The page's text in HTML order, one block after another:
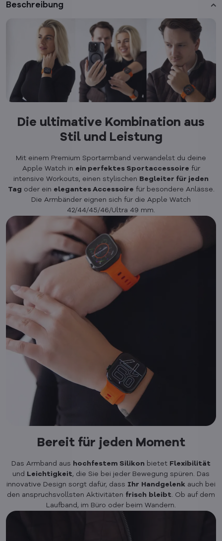
Beschreibung
Die ultimative Kombination aus
Stil und Leistung
Mit einem Premium Sportarmband verwandelst du deine
Apple Watch in ein perfektes Sportaccessoire für
intensive Workouts, einen stylischen Begleiter für jeden
Tag oder ein elegantes Accessoire für besondere Anlässe.
Die Armbänder eignen sich für die Apple Watch
42/44/45/46/Ultra 49 mm.
Bereit für jeden Moment
Das Armband aus hochfestem Silikon bietet Flexibilität
und
Leichtigkeit, die Sie bei jeder Bewegung spüren. Das
innovative Design sorgt dafür, dass Ihr Handgelenk auch bei
den anspruchsvollsten Aktivitäten frisch bleibt. Ob auf dem
Laufband, im Büro oder beim Wandern.